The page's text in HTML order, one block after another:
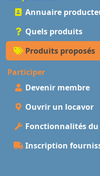
Annuaire
Quels produits
Produits proposés
Participer
Devenir membre
Ouvrir un locavor
Fonctionnalités
Inscription